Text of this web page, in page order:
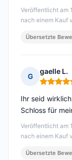
Veröffentlicht am
nach einem Kauf
Übersetzte
G
gaelle L.
Hinweis:
Veröffentlicht am
nach einem Kauf
Ihr seid
Schloss für
Übersetzte